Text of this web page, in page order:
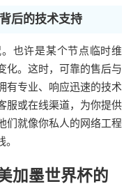
后的技术支持
也许是某个节点临时维
化。这时，可靠的售后与
有专业、响应迅速的技术
服或在线渠道，为你提供
们就像你私人的网络工程
加墨世界杯的